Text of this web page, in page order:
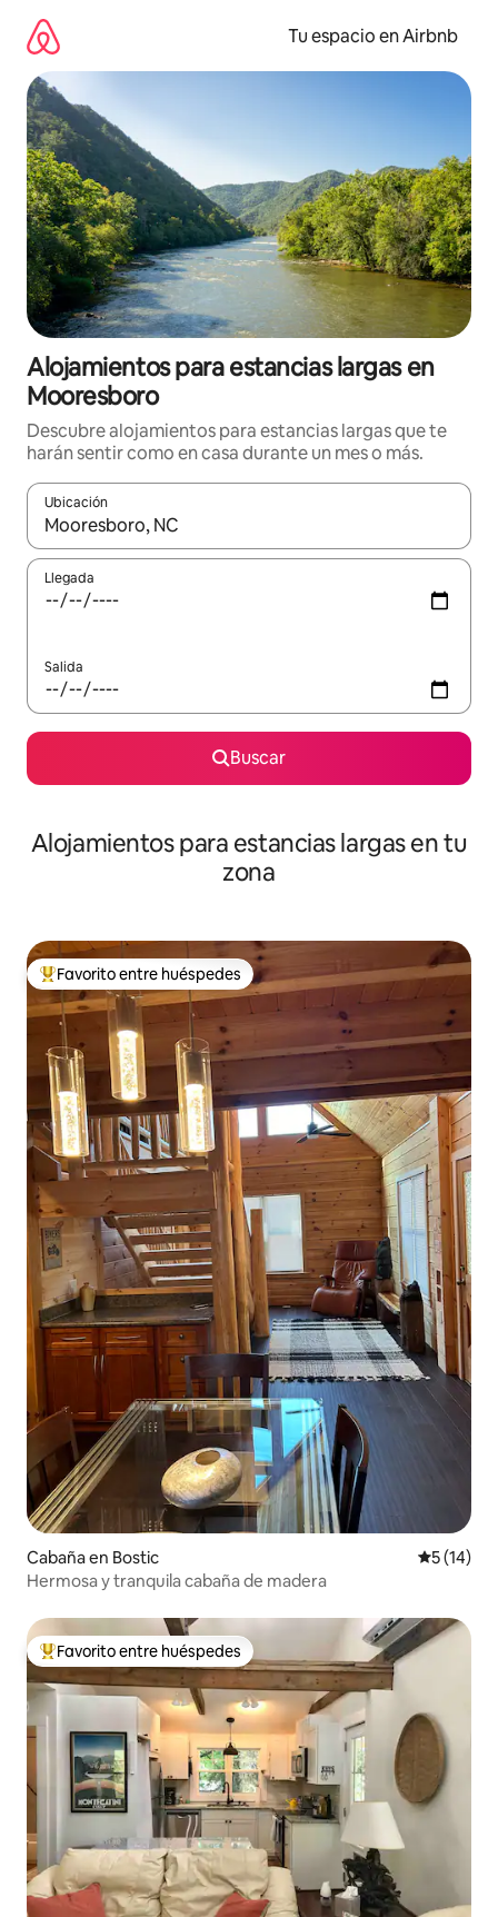
contenido
Tu espacio en Airbnb
Alojamientos para estancias largas en
Mooresboro
Descubre alojamientos para estancias largas que te
harán sentir como en casa durante un mes o más.
Ubicación
Cuando los resultados estén disponibles, podrás navegar
Llegada
Salida
Buscar
Alojamientos para estancias largas en tu
zona
De los mejores en Favorito entre huéspedes
Favorito entre huéspedes
Cabaña en Bostic
5 (14)
Hermosa y tranquila cabaña de madera
De los mejores en Favorito entre huéspedes
Favorito entre huéspedes